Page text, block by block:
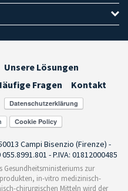
Unsere Lösungen
Fragen
Kontakt
Campi Bisenzio (Firenze) -
- P.IVA: 01812000485
Gesundheitsministeriums zur
in-vitro medizinisch-
chirurgischen Mitteln wird der